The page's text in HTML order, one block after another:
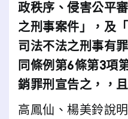
政秩序、侵害公平
之刑事案件」，及
司法不法之刑事有
同條例第6條第3項
銷罪刑宣告之，，
高鳳仙、楊美鈴說